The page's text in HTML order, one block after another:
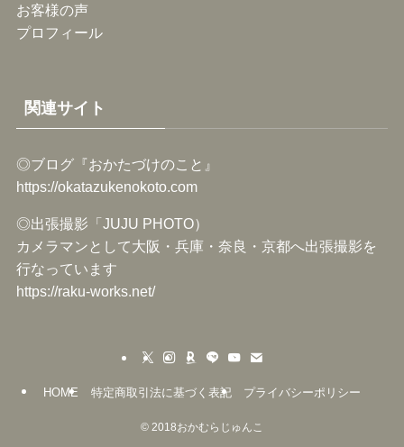
お客様の声
プロフィール
関連サイト
◎ブログ『おかたづけのこと』
https://okatazukenokoto.com
◎出張撮影「JUJU PHOTO）
カメラマンとして大阪・兵庫・奈良・京都へ出張撮影を
行なっています
https://raku-works.net/
HOME 特定商取引法に基づく表記 プライバシーポリシー
© 2018おかむらじゅんこ